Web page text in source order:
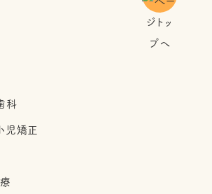
科
児矯正